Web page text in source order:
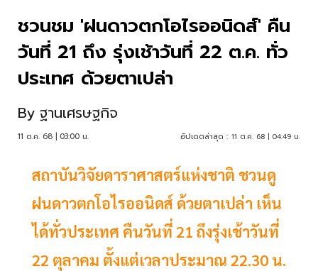
ชวนชม 'ฝนดาวตกโอไรออนิดส์' คืน
วันที่ 21 ถึง รุ่งเช้าวันที่ 22 ต.ค. ทั่ว
ประเทศ ด้วยตาเปล่า
By ฐานเศรษฐกิจ
11 ต.ค. 68 | 03:00 น. อัปเดตล่าสุด : 11 ต.ค. 68 | 04:49 น.
สถาบันวิจัยดาราศาสตร์แห่งชาติ ชวนดู
ฝนดาวตกโอไรออนิดส์ ด้วยตาเปล่า เห็น
ได้ทั่วประเทศ คืนวันที่ 21 ถึงรุ่งเช้าวันที่
22 ตุลาคม ตั้งแต่เวลาประมาณ 22.30 น.